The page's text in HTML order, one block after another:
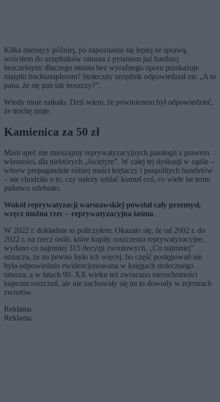
Kilka miesięcy później, po zapoznaniu się lepiej ze sprawą,
wróciłem do urzędników ratusza z pytaniem już bardziej
bezczelnym: dlaczego miasto bez wyraźnego oporu przekazuje
majątki hochsztaplerom? Stołeczny urzędnik odpowiedział mi: „A to
pana, że się pan tak troszczy?”.
Wtedy mnie zatkało. Dziś wiem, że powinienem był odpowiedzieć,
że trochę moje.
Kamienica za 50 zł
Mam apel: nie mieszajmy reprywatyzacyjnych patologii z prawem
własności, dla niektórych „świętym”. W całej tej dyskusji w ogóle –
wbrew propagandzie różnej maści krętaczy i pospolitych bandytów
– nie chodziło o to, czy należy oddać komuś coś, co wiele lat temu
państwo odebrało.
Wokół reprywatyzacji warszawskiej powstał cały przemysł,
wręcz można rzec – reprywatyzacyjna taśma.
W 2022 r. dokładnie to policzyłem. Okazało się, że od 2002 r. do
2022 r. na rzecz osób, które kupiły roszczenia reprywatyzacyjne,
wydano co najmniej 315 decyzji zwrotowych. „Co najmniej”
oznacza, że na pewno było ich więcej, bo część postępowań nie
była odpowiednio ewidencjonowana w księgach stołecznego
ratusza, a w latach 90. XX wieku też zwracano nieruchomości
kupcom roszczeń, ale nie zachowały się na to dowody w rejestrach
zwrotów.
Reklama
Reklama